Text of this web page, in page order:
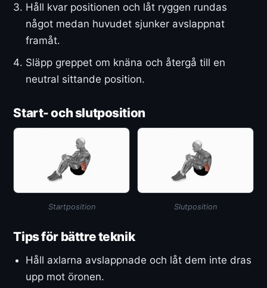
Håll kvar positionen och låt ryggen rundas
något medan huvudet sjunker avslappnat
framåt.
Släpp greppet om knäna och återgå till en
neutral sittande position.
Start- och slutposition
Startposition Slutposition
Tips för bättre teknik
Håll axlarna avslappnade och låt dem inte dras
upp mot öronen.